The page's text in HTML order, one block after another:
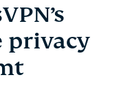
privacy